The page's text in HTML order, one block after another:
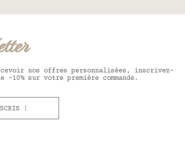
nos offres personnalisées, inscrivez-
sur votre première commande.
!